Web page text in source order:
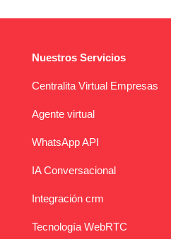
Nuestros Servicios
Centralita Virtual Empresas
Agente virtual
WhatsApp API
IA Conversacional
Integración crm
Tecnología WebRTC